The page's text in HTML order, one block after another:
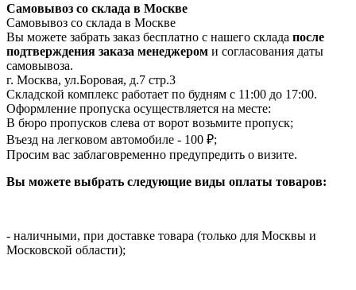
Самовывоз со склада в Москве
Самовывоз со склада в Москве
Вы можете забрать заказ бесплатно с нашего склада после
подтверждения заказа менеджером и согласования даты
самовывоза.
г. Москва, ул.Боровая, д.7 стр.3
Складской комплекс работает по будням с 11:00 до 17:00.
Оформление пропуска осуществляется на месте:
В бюро пропусков слева от ворот возьмите пропуск;
Въезд на легковом автомобиле - 100 ₽;
Просим вас заблаговременно предупредить о визите.
Вы можете выбрать следующие виды оплаты товаров:
- наличными, при доставке товара (только для Москвы и
Московской области);